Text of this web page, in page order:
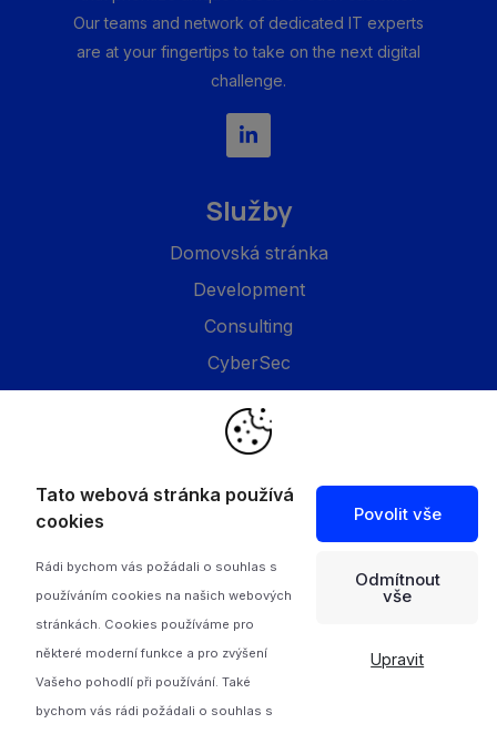
Our teams and network of dedicated IT experts
are at your fingertips to take on the next digital
challenge.
Služby
Domovská stránka
Development
Consulting
CyberSec
Společnost
Kontakty
Zásady ochrany osobních údajů
Tato webová stránka používá
cookies
Rádi bychom vás požádali o souhlas s
používáním cookies na našich webových
stránkách. Cookies používáme pro
některé moderní funkce a pro zvýšení
Vašeho pohodlí při používání. Také
bychom vás rádi požádali o souhlas s
Povolit vše
Odmítnout
vše
Upravit